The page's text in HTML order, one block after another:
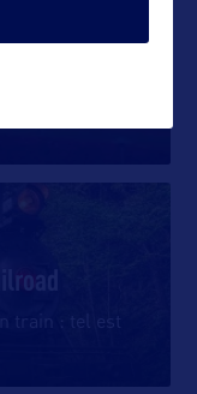
train : tel est